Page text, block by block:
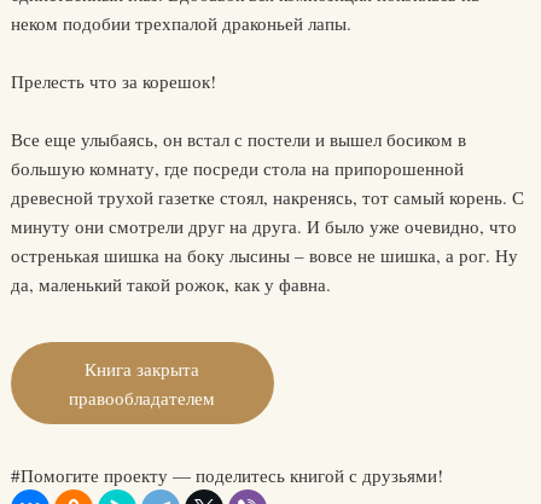
неком подобии трехпалой драконьей лапы.
Прелесть что за корешок!
Все еще улыбаясь, он встал с постели и вышел босиком в
большую комнату, где посреди стола на припорошенной
древесной трухой газетке стоял, накренясь, тот самый корень. С
минуту они смотрели друг на друга. И было уже очевидно, что
остренькая шишка на боку лысины – вовсе не шишка, а рог. Ну
да, маленький такой рожок, как у фавна.
Книга закрыта
правообладателем
#Помогите проекту — поделитесь книгой с друзьями!